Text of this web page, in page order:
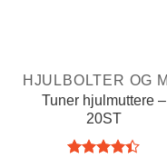
Tuner hjulmuttere –
20ST